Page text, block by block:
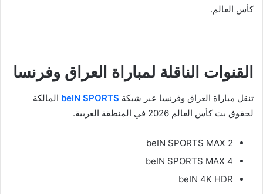
كأس العالم.
القنوات الناقلة لمباراة العراق وفرنسا
تنقل مباراة العراق وفرنسا عبر شبكة beIN SPORTS المالكة
لحقوق بث كأس العالم 2026 في المنطقة العربية.
beIN SPORTS MAX 2
beIN SPORTS MAX 4
beIN 4K HDR